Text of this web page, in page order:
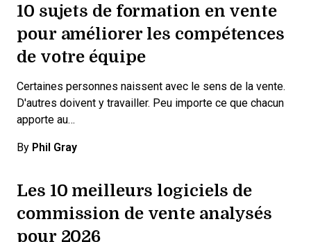
10 sujets de formation en vente
pour améliorer les compétences
de votre équipe
Certaines personnes naissent avec le sens de la vente.
D'autres doivent y travailler. Peu importe ce que chacun
apporte au…
By Phil Gray
Les 10 meilleurs logiciels de
commission de vente analysés
pour 2026